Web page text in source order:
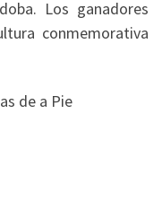
Los ganadores
conmemorativa
de a Pie